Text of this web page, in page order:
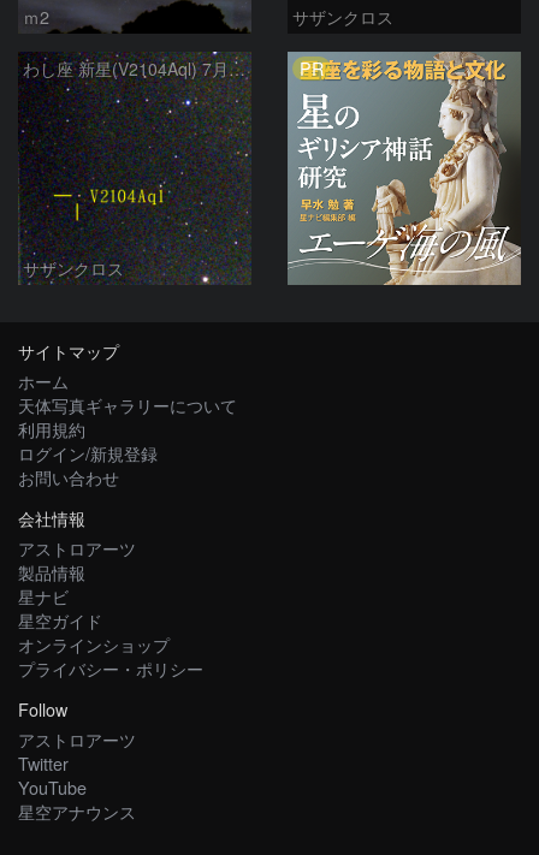
ｍ2 サザンクロス
わし座 新星(V2104Aql) 7月9日 Seestar50
サザンクロス
PR
サイトマップ
ホーム
天体写真ギャラリーについて
利用規約
ログイン/新規登録
お問い合わせ
会社情報
アストロアーツ
製品情報
星ナビ
星空ガイド
オンラインショップ
プライバシー・ポリシー
Follow
アストロアーツ
Twitter
YouTube
星空アナウンス